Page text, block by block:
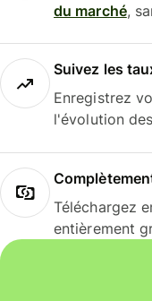
du marché,
Suivez les
Enregistrez
l'évolution
Téléchargez
entièrement